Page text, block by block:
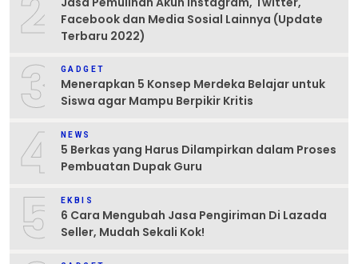
Facebook dan Media Sosial Lainnya (Update
Terbaru 2022)
3 GADGET
Menerapkan 5 Konsep Merdeka Belajar untuk
Siswa agar Mampu Berpikir Kritis
4 NEWS
5 Berkas yang Harus Dilampirkan dalam Proses
Pembuatan Dupak Guru
5 EKBIS
6 Cara Mengubah Jasa Pengiriman Di Lazada
Seller, Mudah Sekali Kok!